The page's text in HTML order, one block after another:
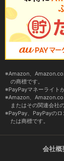
Amazon、
の商標です。
PayPayマネーライト
Amazon、
またはその関連会社
PayPay、PayPayの
たは商標です。
会社概